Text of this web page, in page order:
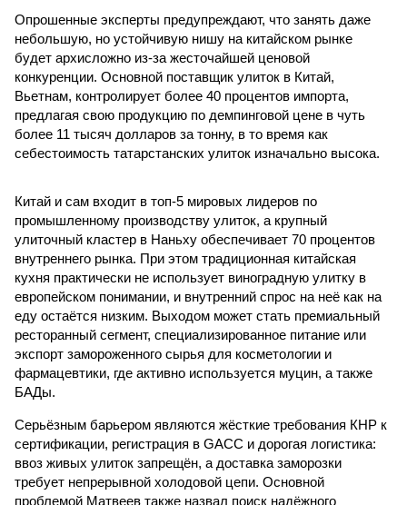
Опрошенные эксперты предупреждают, что занять даже
небольшую, но устойчивую нишу на китайском рынке
будет архисложно из-за жесточайшей ценовой
конкуренции. Основной поставщик улиток в Китай,
Вьетнам, контролирует более 40 процентов импорта,
предлагая свою продукцию по демпинговой цене в чуть
более 11 тысяч долларов за тонну, в то время как
себестоимость татарстанских улиток изначально высока.
Китай и сам входит в топ-5 мировых лидеров по
промышленному производству улиток, а крупный
улиточный кластер в Наньху обеспечивает 70 процентов
внутреннего рынка. При этом традиционная китайская
кухня практически не использует виноградную улитку в
европейском понимании, и внутренний спрос на неё как на
еду остаётся низким. Выходом может стать премиальный
ресторанный сегмент, специализированное питание или
экспорт замороженного сырья для косметологии и
фармацевтики, где активно используется муцин, а также
БАДы.
Серьёзным барьером являются жёсткие требования КНР к
сертификации, регистрация в GACC и дорогая логистика:
ввоз живых улиток запрещён, а доставка заморозки
требует непрерывной холодовой цепи. Основной
проблемой Матвеев также назвал поиск надёжного